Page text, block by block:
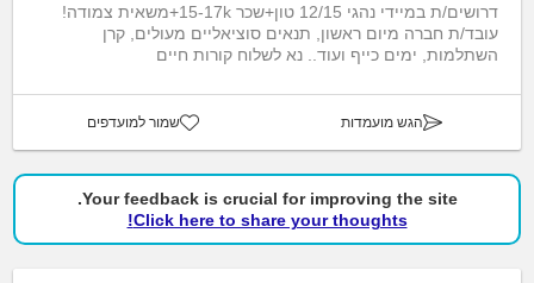
דרושים/ת במיידי נהגי 12/15 טון+שכר 15-17k+משאית צמודה!
עובד/ת חברה מיום ראשון, תנאים סוציאליים מעולים, קרן
השתלמות, ימים כייף ועוד.. נא לשלוח קורות חיים
הגש מועמדות שמור למועדפים
Your feedback is crucial for improving the site.
Click here to share your thoughts!